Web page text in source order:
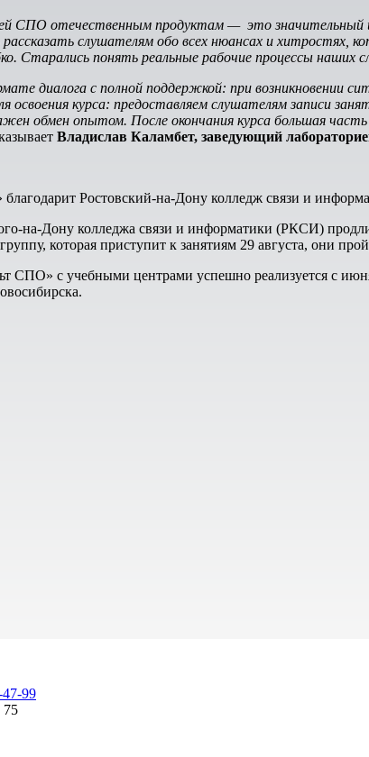
СПО отечественным продуктам — это значительный
рассказать слушателям обо всех нюансах и
Старались понять реальные рабочие процессы наших
диалога с полной поддержкой: при возникновении
освоения курса: предоставляем слушателям записи
обмен опытом. После окончания курса большая
Владислав Каламбет, заведующий
Ростовский-на-Дону колледж связи и
на-Дону колледжа связи и информатики (РКСИ)
которая приступит к занятиям 29 августа, они
СПО» с учебными центрами успешно реализуется с
99
75